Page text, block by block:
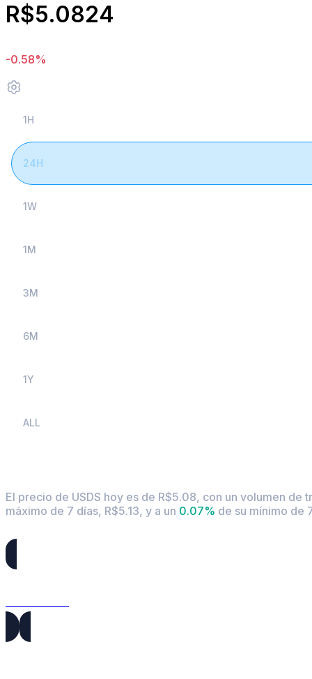
R$5.0824
-0.58%
1H
24H
1W
1M
3M
6M
1Y
ALL
El precio de USDS hoy es de R$5.08, con un volumen de
máximo de 7 días, R$5.13, y a un 0.07% de su mínimo de
Pares de conversión de USDS populares